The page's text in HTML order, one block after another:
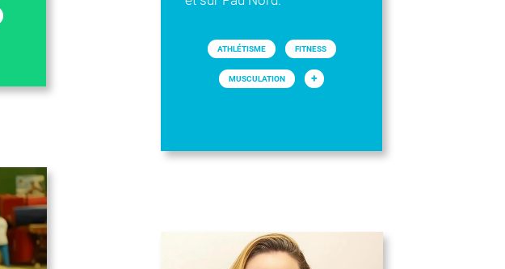
ATHLÉTISME FITNESS
MUSCULATION +